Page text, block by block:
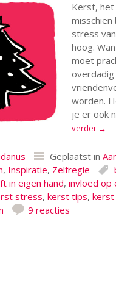
Kerst, het
misschien
stress
hoog.
moet
overdadig
worden.
je er ook
verder →
Geplaatst in
, Inspiratie, Zelfregie
in eigen hand, invloed op
stress, kerst tips,
9 reacties